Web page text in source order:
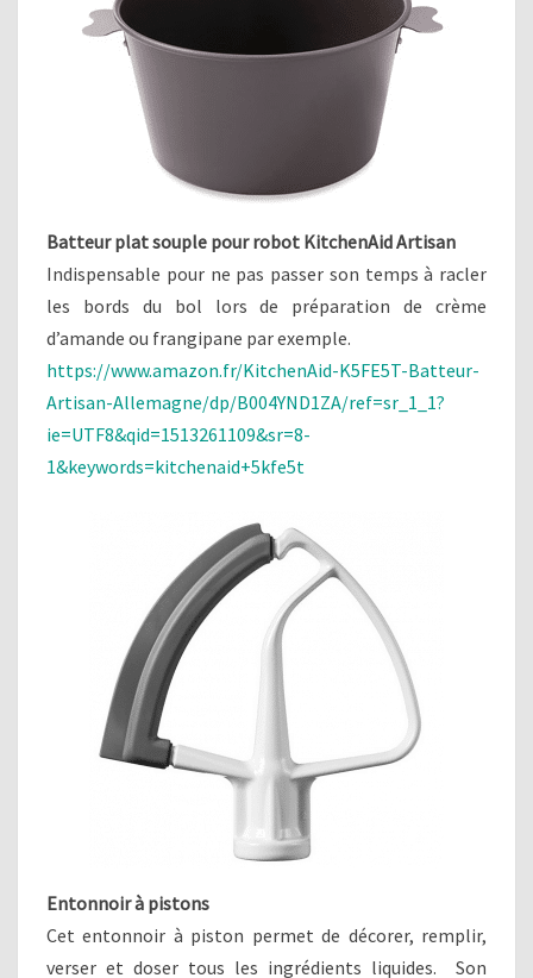
Batteur plat souple pour robot KitchenAid Artisan
Indispensable pour ne pas passer son temps à racler
les bords du bol lors de préparation de crème
d’amande ou frangipane par exemple.
https://www.amazon.fr/KitchenAid-K5FE5T-Batteur-
Artisan-Allemagne/dp/B004YND1ZA/ref=sr_1_1?
ie=UTF8&qid=1513261109&sr=8-
1&keywords=kitchenaid+5kfe5t
Entonnoir à pistons
Cet entonnoir à piston permet de décorer, remplir,
verser et doser tous les ingrédients liquides. Son